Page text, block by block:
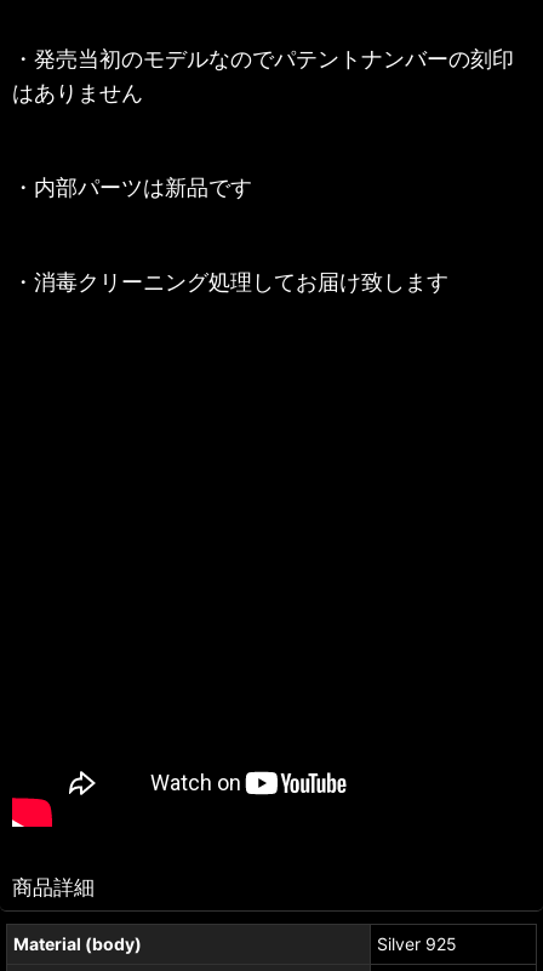
・発売当初のモデルなのでパテントナンバーの刻印
はありません
・内部パーツは新品です
・消毒クリーニング処理してお届け致します
商品詳細
Material (body)
Silver 925